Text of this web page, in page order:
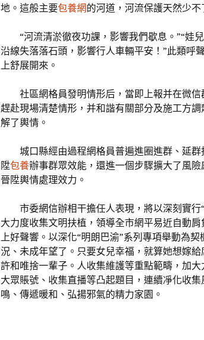
地。這般主要包養網的河道，河流保護天然少
“河流清淤徹夜功課，影響我們歇息。”“娃
沿線失落落石頭，影響行人車輛平安！”此類呼
上舒展開來。
社區網格員發明情形后，當即上報并在微
趕赴現場清楚情形，并和諧有關部分及施工方
解了輿情。
城口縣經由過程網格員普遍進圈進群、延
陞包養辦事群眾效能，還進一個步驟擴大了風
晉陞輿情處理效力。
市委網信辦相干擔任人表現，將以深刻實
大力度收集文明扶植，領導全市網平易近自動
上好聲響。以深化“明朗巴渝”系列專項舉動為
況、未成年望了。只要女兒幸福，就算她想嫁
許和唯捨一輩子。人收集維護等重點範疇，加
大眾賬號、收集直播等凸起題目，連續凈化收
鳴、傳遞暖和、弘揚邪氣的精力家園。